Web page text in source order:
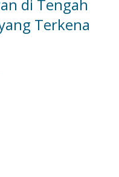
di Tengah
Terkena